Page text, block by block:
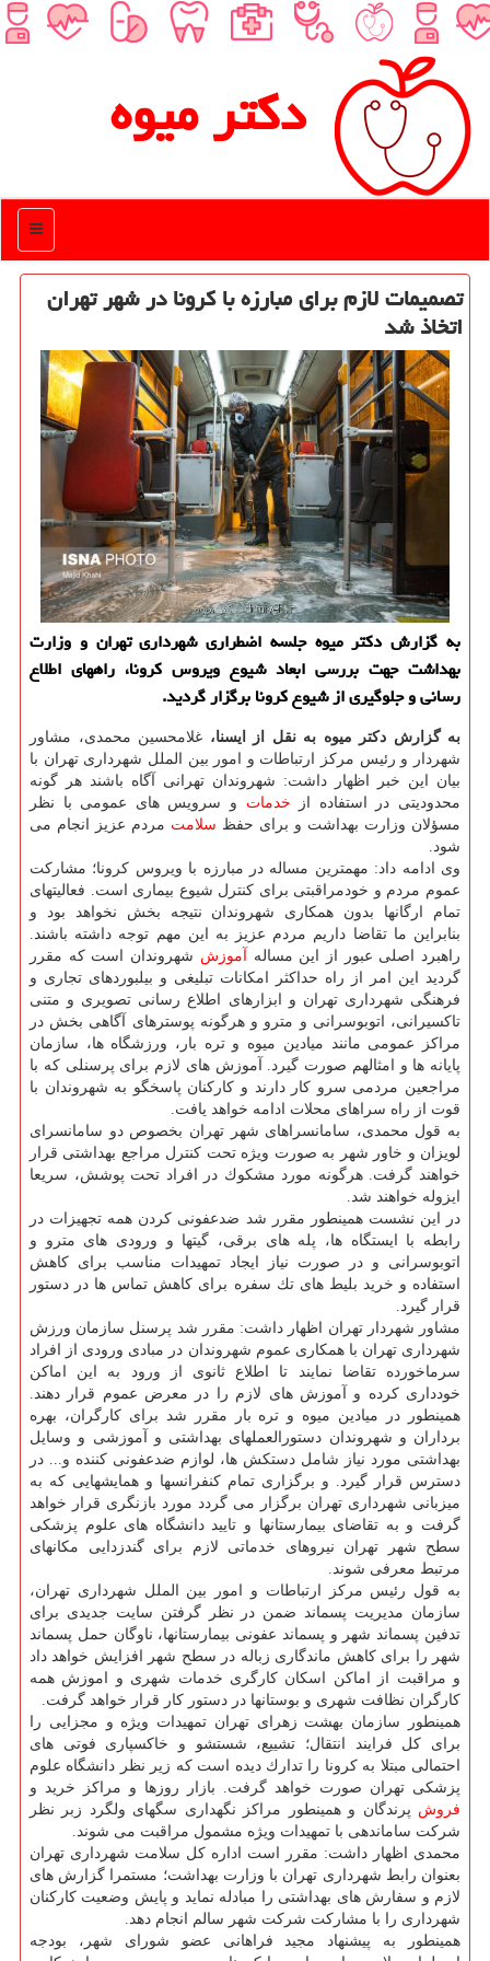
دكتر میوه
منو
تصمیمات لازم برای مبارزه با كرونا در شهر تهران
اتخاذ شد
به گزارش دكتر میوه جلسه اضطراری شهرداری تهران و وزارت
بهداشت جهت بررسی ابعاد شیوع ویروس كرونا، راههای اطلاع
رسانی و جلوگیری از شیوع كرونا برگزار گردید.
به گزارش دكتر میوه به نقل از ایسنا، غلامحسین محمدی، مشاور
شهردار و رئیس مركز ارتباطات و امور بین الملل شهرداری تهران با
بیان این خبر اظهار داشت: شهروندان تهرانی آگاه باشند هر گونه
محدودیتی در استفاده از خدمات و سرویس های عمومی با نظر
مسؤلان وزارت بهداشت و برای حفظ سلامت مردم عزیز انجام می
شود.
وی ادامه داد: مهمترین مساله در مبارزه با ویروس كرونا؛ مشاركت
عموم مردم و خودمراقبتی برای كنترل شیوع بیماری است. فعالیتهای
تمام ارگانها بدون همكاری شهروندان نتیجه بخش نخواهد بود و
بنابراین ما تقاضا داریم مردم عزیز به این مهم توجه داشته باشند.
راهبرد اصلی عبور از این مساله
آموزش شهروندان است كه مقرر
گردید این امر از راه حداكثر امكانات تبلیغی و بیلبوردهای تجاری و
فرهنگی شهرداری تهران و ابزارهای اطلاع رسانی تصویری و متنی
تاكسیرانی، اتوبوسرانی و مترو و هرگونه پوسترهای آگاهی بخش در
مراكز عمومی مانند میادین میوه و تره بار، ورزشگاه ها، سازمان
پایانه ها و امثالهم صورت گیرد. آموزش های لازم برای پرسنلی كه با
مراجعین مردمی سرو كار دارند و كاركنان پاسخگو به شهروندان با
قوت از راه سراهای محلات ادامه خواهد یافت.
به قول محمدی، سامانسراهای شهر تهران بخصوص دو سامانسرای
لویزان و خاور شهر به صورت ویژه تحت كنترل مراجع بهداشتی قرار
خواهند گرفت. هرگونه مورد مشكوك در افراد تحت پوشش، سریعا
ایزوله خواهند شد.
در این نشست همینطور مقرر شد ضدعفونی كردن همه تجهیزات در
رابطه با ایستگاه ها، پله های برقی، گیتها و ورودی های مترو و
اتوبوسرانی و در صورت نیاز ایجاد تمهیدات مناسب برای كاهش
استفاده و خرید بلیط های تك سفره برای كاهش تماس ها در دستور
قرار گیرد.
مشاور شهردار تهران اظهار داشت: مقرر شد پرسنل سازمان ورزش
شهرداری تهران با همكاری عموم شهروندان در مبادی ورودی از افراد
سرماخورده تقاضا نمایند تا اطلاع ثانوی از ورود به این اماكن
خودداری كرده و آموزش های لازم را در معرض عموم قرار دهند.
همینطور در میادین میوه و تره بار مقرر شد برای كارگران، بهره
برداران و شهروندان دستورالعملهای بهداشتی و آموزشی و وسایل
بهداشتی مورد نیاز شامل دستكش ها، لوازم ضدعفونی كننده و... در
دسترس قرار گیرد. و برگزاری تمام كنفرانسها و همایشهایی كه به
میزبانی شهرداری تهران برگزار می گردد مورد بازنگری قرار خواهد
گرفت و به تقاضای بیمارستانها و تایید دانشگاه های علوم پزشكی
سطح شهر تهران نیروهای خدماتی لازم برای گندزدایی مكانهای
مرتبط معرفی شوند.
به قول رئیس مركز ارتباطات و امور بین الملل شهرداری تهران،
سازمان مدیریت پسماند ضمن در نظر گرفتن سایت جدیدی برای
تدفین پسماند شهر و پسماند عفونی بیمارستانها، ناوگان حمل پسماند
شهر را برای كاهش ماندگاری زباله در سطح شهر افزایش خواهد داد
و مراقبت از اماكن اسكان كارگری خدمات شهری و اموزش همه
كارگران نظافت شهری و بوستانها در دستور كار قرار خواهد گرفت.
همینطور سازمان بهشت زهرای تهران تمهیدات ویژه و مجزایی را
برای كل فرایند انتقال؛ تشییع، شستشو و خاكسپاری فوتی های
احتمالی مبتلا به كرونا را تدارك دیده است كه زیر نظر دانشگاه علوم
پزشكی تهران صورت خواهد گرفت. بازار روزها و مراكز خرید و
فروش پرندگان و همینطور مراكز نگهداری سگهای ولگرد زبر نظر
شركت ساماندهی با تمهیدات ویژه مشمول مراقبت می شوند.
محمدی اظهار داشت: مقرر است اداره كل سلامت شهرداری تهران
بعنوان رابط شهرداری تهران با وزارت بهداشت؛ مستمرا گزارش های
لازم و سفارش های بهداشتی را مبادله نماید و پایش وضعیت كاركنان
شهرداری را با مشاركت شركت شهر سالم انجام دهد.
همینطور به پیشنهاد مجید فراهانی عضو شورای شهر، بودجه